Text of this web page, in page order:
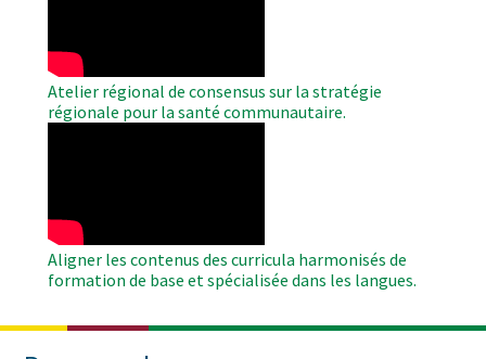
Atelier régional de consensus sur la stratégie
régionale pour la santé communautaire.
Aligner les contenus des curricula harmonisés de
formation de base et spécialisée dans les langues.